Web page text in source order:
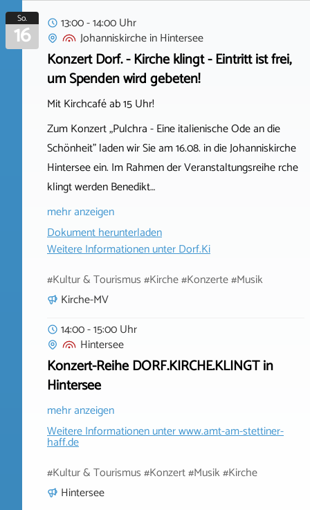
So.
16
13:00 - 14:00 Uhr
JohanniskircheinHintersee
Konzert Dorf. - Kirche klingt - Eintritt ist frei,
um Spenden wird gebeten!
Mit Kirchcafé ab 15 Uhr!
Zum Konzert „Pulchra - Eine italienische Ode an die
Schönheit" laden wir Sie am 16.08. in die Johanniskirche
Hintersee ein. Im Rahmen der Veranstaltungsreihe rche
klingt werden Benedikt…
mehr anzeigen
Dokument herunterladen
Weitere Informationen unterDorf.Ki
#Kultur & Tourismus #Kirche #Konzerte #Musik
Kirche-MV
14:00 - 15:00 Uhr
Hintersee
Konzert-Reihe DORF.KIRCHE.KLINGT in
Hintersee
mehr anzeigen
Weitere Informationen unterwww.amt-am-stettiner-
haff.de
#Kultur & Tourismus #Konzert #Musik #Kirche
Hintersee